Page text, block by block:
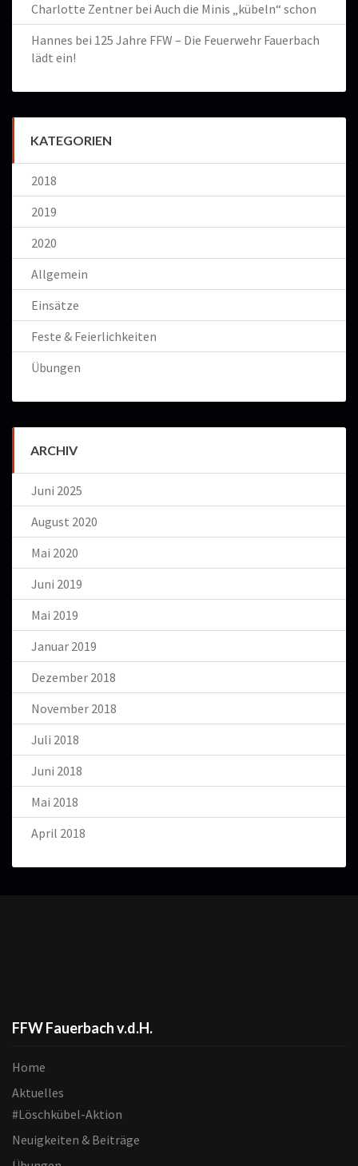
Charlotte Zentner bei Auch die Minis „kübeln“ schon
Hannes bei 125 Jahre FFW – Die Feuerwehr Fauerbach
lädt ein!
KATEGORIEN
2018
2019
2020
Allgemein
Einsätze
Feste & Feierlichkeiten
Übungen
ARCHIV
Juni 2025
August 2020
Mai 2020
Juni 2019
Mai 2019
Januar 2019
Dezember 2018
November 2018
Juli 2018
Juni 2018
Mai 2018
April 2018
FFW Fauerbach v.d.H.
Home
Aktuelles
#Löschkübel-Aktion
Neuigkeiten & Beiträge